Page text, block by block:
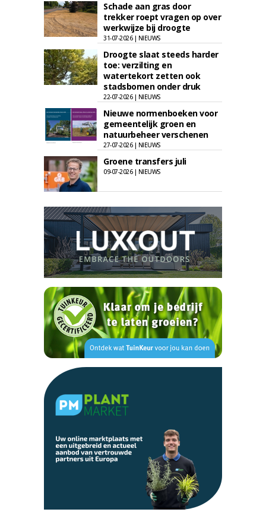
Schade aan gras door
trekker roept vragen op over
werkwijze bij droogte
31-07-2026 | NIEUWS
Droogte slaat steeds harder
toe: verzilting en
watertekort zetten ook
stadsbomen onder druk
22-07-2026 | NIEUWS
Nieuwe normenboeken voor
gemeentelijk groen en
natuurbeheer verschenen
27-07-2026 | NIEUWS
Groene transfers juli
09-07-2026 | NIEUWS